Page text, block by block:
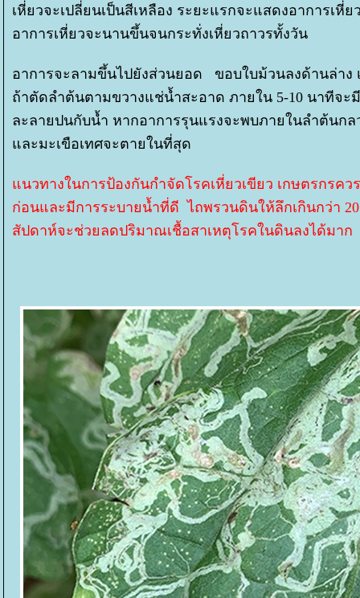
เหี่ยวจะเปลี่ยนเป็นสีเหลือง ระยะแรกจะแสดงอาการเหี่
อาการเหี่ยวจะนานขึ้นจนกระทั่งเหี่ยวถาวรทั้งวัน
อาการจะลามขึ้นไปยังส่วนยอด ขอบใบม้วนลงด้านล่าง
ถ้าตัดลำต้นตามขวางแช่น้ำสะอาด ภายใน 5-10 นาทีจ
ละลายปนกับน้ำ หากอาการรุนแรงจะพบภายในลำต้นกล
ละมะเขือเทศจะตายในที่สุด
นวทางในการป้องกันกำจัดโรคเหี่ยวเขียว เกษตรกรค
ก่อนและมีการระบายน้ำที่ดี ไถพรวนดินให้ลึกเกินกว่า
สัปดาห์จะช่วยลดปริมาณเชื้อสาเหตุโรคในดินลงได้มาก